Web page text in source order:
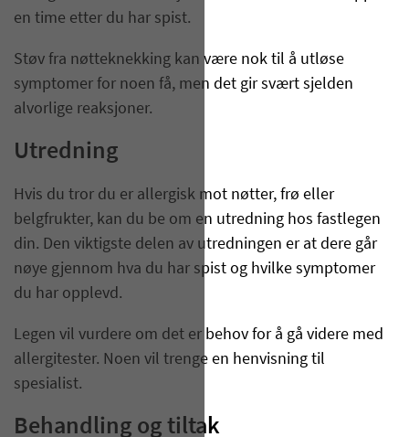
en time etter du har spist.
Støv fra nøtteknekking kan være nok til å utløse
symptomer for noen få, men det gir svært sjelden
alvorlige reaksjoner.
Utredning
Hvis du tror du er allergisk mot nøtter, frø eller
belgfrukter, kan du be om en utredning hos fastlegen
din. Den viktigste delen av utredningen er at dere går
nøye gjennom hva du har spist og hvilke symptomer
du har opplevd.
Legen vil vurdere om det er behov for å gå videre med
allergitester. Noen vil trenge en henvisning til
spesialist.
Behandling og tiltak